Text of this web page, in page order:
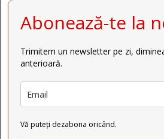
Abonează-te la
Trimitem un newsletter pe zi,
anterioară.
Vă puteți dezabona oricând.